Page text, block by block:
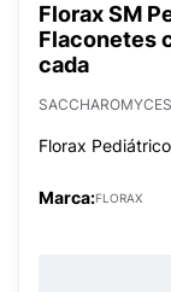
Florax SM
Flaconetes
cada
Florax
Marca:FLORAX